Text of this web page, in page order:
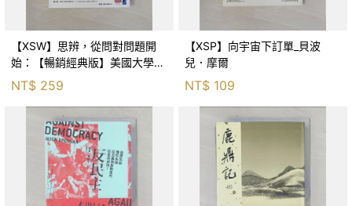
【XSW】思辨，從問對問題開
始：【暢銷經典版】美國大學邏
輯思考聖經_尼爾．布朗, 史都
華．基里, 羅耀宗, 蔡宏明, 黃賓
NT$ 259
【XSP】向宇宙下訂單_貝波
兒．摩爾
NT$ 109